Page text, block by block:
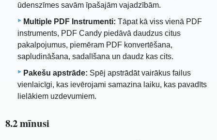
ūdenszīmes savām īpašajām vajadzībām.
Multiple PDF Instrumenti: Tāpat kā viss vienā PDF
instruments, PDF Candy piedāvā daudzus citus
pakalpojumus, piemēram PDF konvertēšana,
sapludināšana, sadalīšana un daudz kas cits.
Pakešu apstrāde: Spēj apstrādāt vairākus failus
vienlaicīgi, kas ievērojami samazina laiku, kas pavadīts
lielākiem uzdevumiem.
8.2 mīnusi